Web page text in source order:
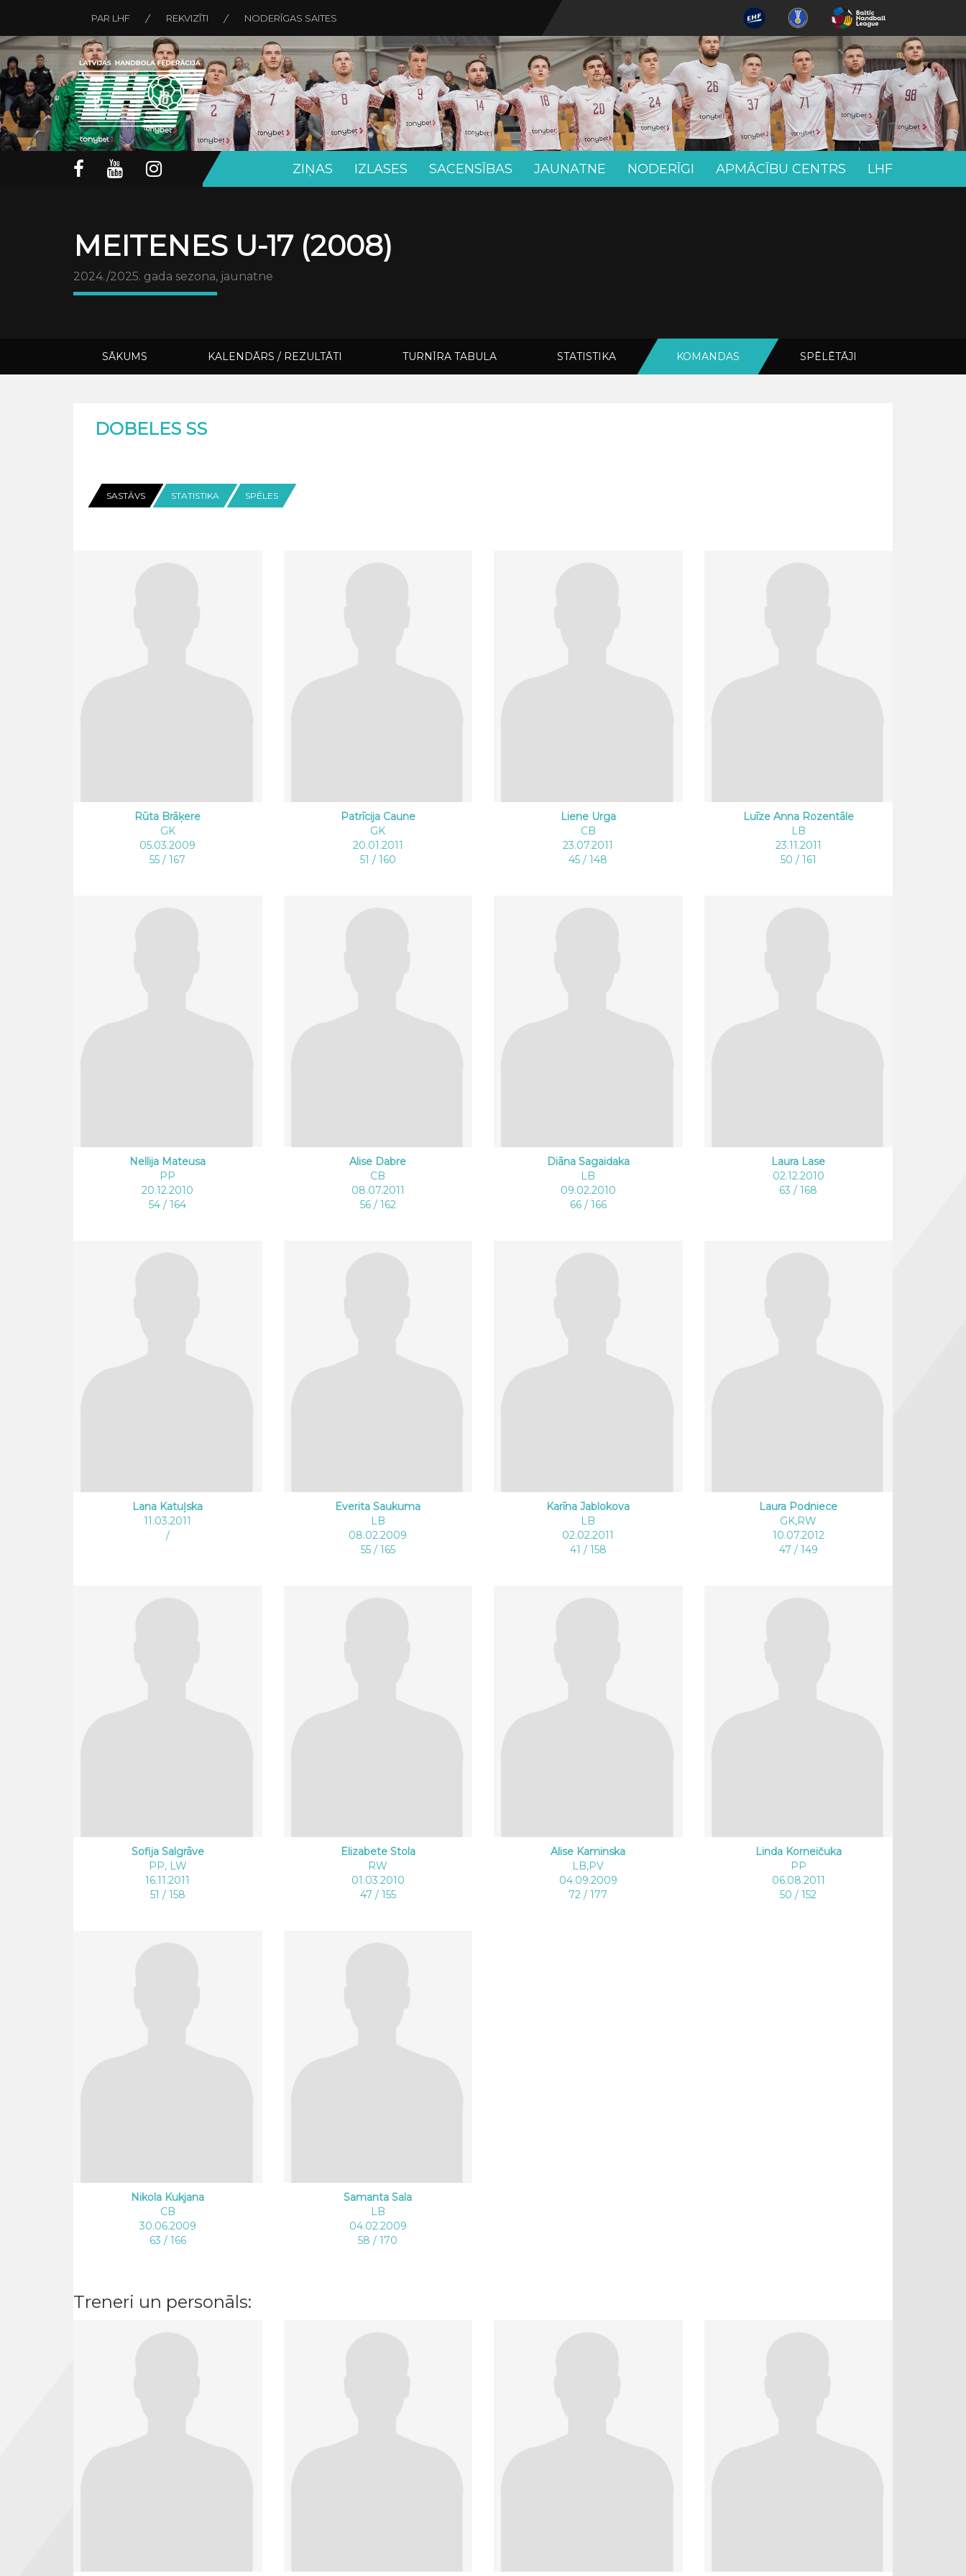
PAR LHF REKVIZĪTI NODERĪGAS SAITES
ZIŅAS IZLASES SACENSĪBAS JAUNATNE NODERĪGI APMĀCĪBU CENTRS LHF
MEITENES U-17 (2008)
2024./2025. gada sezona, jaunatne
SĀKUMS KALENDĀRS / REZULTĀTI TURNĪRA TABULA STATISTIKA KOMANDAS SPĒLĒTĀJI
DOBELES SS
SASTĀVS STATISTIKA SPĒLES
Rūta Brāķere
GK
05.03.2009
55 / 167
Patrīcija Caune
GK
20.01.2011
51 / 160
Liene Urga
CB
23.07.2011
45 / 148
Luīze Anna Rozentāle
LB
23.11.2011
50 / 161
Nellija Mateusa
PP
20.12.2010
54 / 164
Alise Dabre
CB
08.07.2011
56 / 162
Diāna Sagaidaka
LB
09.02.2010
66 / 166
Laura Lase
02.12.2010
63 / 168
Lana Katuļska
11.03.2011
/
Everita Saukuma
LB
08.02.2009
55 / 165
Karīna Jablokova
LB
02.02.2011
41 / 158
Laura Podniece
GK,RW
10.07.2012
47 / 149
Sofija Salgrāve
PP, LW
16.11.2011
51 / 158
Elizabete Stola
RW
01.03.2010
47 / 155
Alise Kaminska
LB,PV
04.09.2009
72 / 177
Linda Korneičuka
PP
06.08.2011
50 / 152
Nikola Kukjana
CB
30.06.2009
63 / 166
Samanta Sala
LB
04.02.2009
58 / 170
Treneri un personāls: